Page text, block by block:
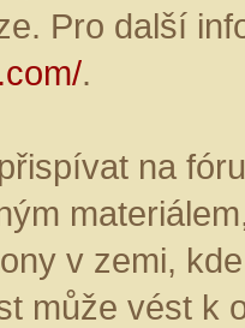
Pro další
.
na
v zemi,
může vést k